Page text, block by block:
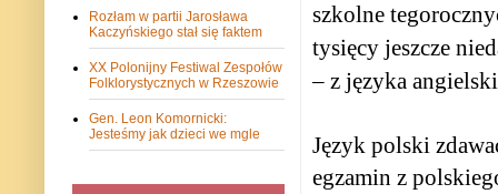
szkolne
tysięcy jeszcze
– z języka
Język polski
egzamin z
Rozłam w partii Jarosława
Kaczyńskiego stał się faktem
XX Polonijny Festiwal Zespołów
Folklorystycznych w Rzeszowie
Gen. Leon Komornicki:
Jesteśmy jak dzieci we mgle